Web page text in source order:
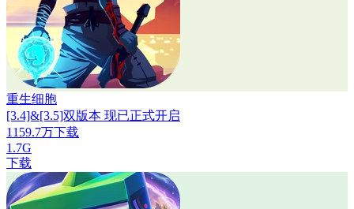
重生细胞
[3.4]&[3.5]双版本 现已正式开启
1159.7万下载
1.7G
下载